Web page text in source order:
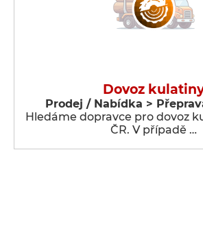
Dovoz
Prodej / Nabídka >
Hledáme dopravce pro dovoz
ČR. V případě …